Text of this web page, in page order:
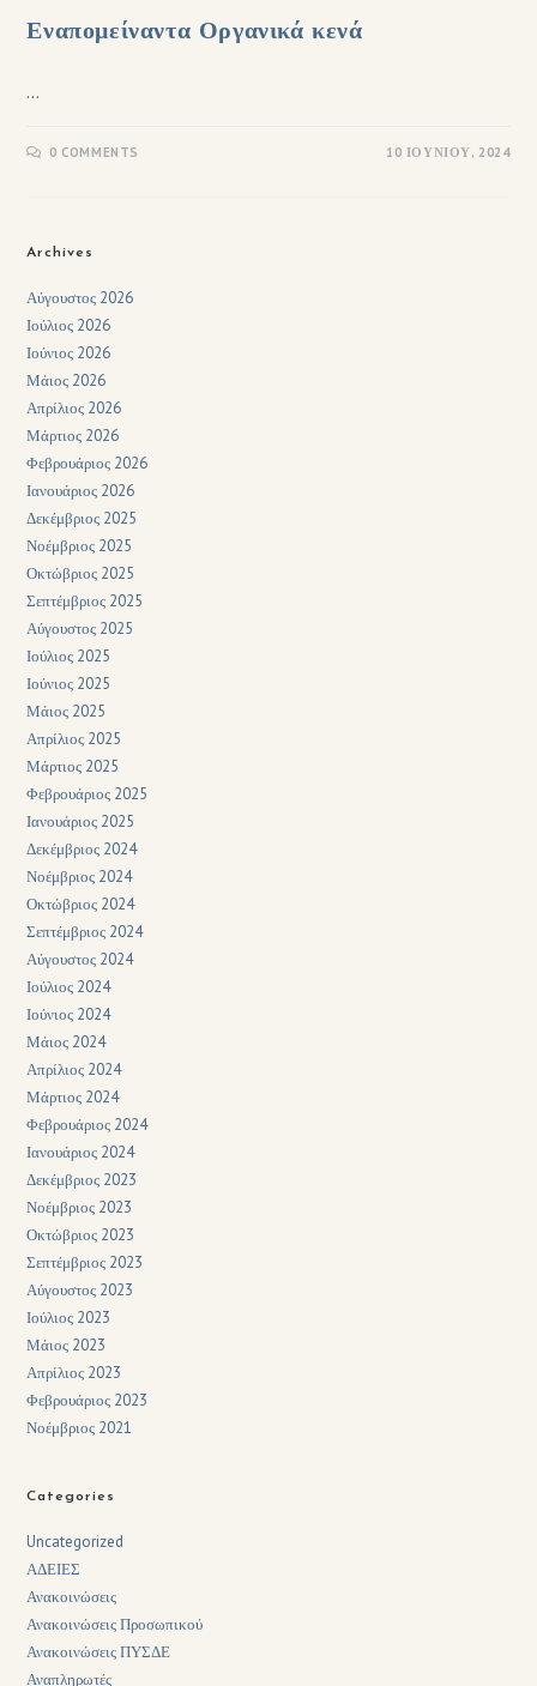
Εναπομείναντα Οργανικά κενά
…
0 COMMENTS 10 ΙΟΥΝΊΟΥ, 2024
Archives
Αύγουστος 2026
Ιούλιος 2026
Ιούνιος 2026
Μάιος 2026
Απρίλιος 2026
Μάρτιος 2026
Φεβρουάριος 2026
Ιανουάριος 2026
Δεκέμβριος 2025
Νοέμβριος 2025
Οκτώβριος 2025
Σεπτέμβριος 2025
Αύγουστος 2025
Ιούλιος 2025
Ιούνιος 2025
Μάιος 2025
Απρίλιος 2025
Μάρτιος 2025
Φεβρουάριος 2025
Ιανουάριος 2025
Δεκέμβριος 2024
Νοέμβριος 2024
Οκτώβριος 2024
Σεπτέμβριος 2024
Αύγουστος 2024
Ιούλιος 2024
Ιούνιος 2024
Μάιος 2024
Απρίλιος 2024
Μάρτιος 2024
Φεβρουάριος 2024
Ιανουάριος 2024
Δεκέμβριος 2023
Νοέμβριος 2023
Οκτώβριος 2023
Σεπτέμβριος 2023
Αύγουστος 2023
Ιούλιος 2023
Μάιος 2023
Απρίλιος 2023
Φεβρουάριος 2023
Νοέμβριος 2021
Categories
Uncategorized
ΑΔΕΙΕΣ
Ανακοινώσεις
Ανακοινώσεις Προσωπικού
Ανακοινώσεις ΠΥΣΔΕ
Αναπληρωτές